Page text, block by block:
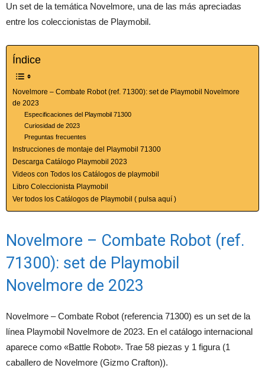
Un set de la temática Novelmore, una de las más apreciadas
entre los coleccionistas de Playmobil.
Índice
Novelmore – Combate Robot (ref. 71300): set de Playmobil Novelmore
de 2023
Especificaciones del Playmobil 71300
Curiosidad de 2023
Preguntas frecuentes
Instrucciones de montaje del Playmobil 71300
Descarga Catálogo Playmobil 2023
Videos con Todos los Catálogos de playmobil
Libro Coleccionista Playmobil
Ver todos los Catálogos de Playmobil ( pulsa aquí )
Novelmore – Combate Robot (ref.
71300): set de Playmobil
Novelmore de 2023
Novelmore – Combate Robot (referencia 71300) es un set de la
línea Playmobil Novelmore de 2023. En el catálogo internacional
aparece como «Battle Robot». Trae 58 piezas y 1 figura (1
caballero de Novelmore (Gizmo Crafton)).